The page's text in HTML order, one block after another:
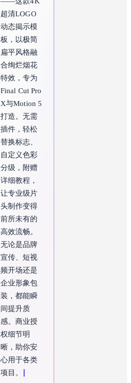
超清LOGO
动态揭示模
板，以极简
扁平风格融
合绚烂烟花
特效，专为
Final Cut Pro
X与Motion 5
打造。无需
插件，轻松
替换标志、
自定义色彩
分级，附赠
详细教程，
让专业级片
头制作变得
前所未有的
高效流畅。
无论是品牌
宣传、短视
频开场还是
企业形象包
装，都能瞬
间提升质
感。商业授
权细节明
晰，助你安
心用于各类
项目。